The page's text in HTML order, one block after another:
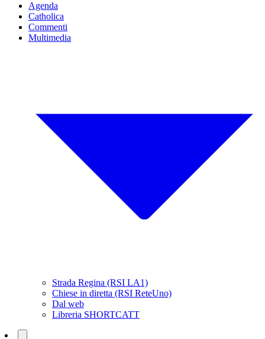
Agenda
Catholica
Commenti
Multimedia
Strada Regina (RSI LA1)
Chiese in diretta (RSI ReteUno)
Dal web
Libreria SHORTCATT